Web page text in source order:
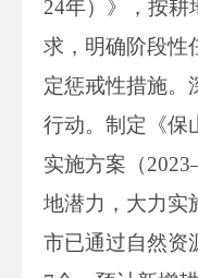
24年）》，按耕
求，明确阶段性
定惩戒性措施。
行动。制定《保
实施方案（
地潜力，大力实
市已通过自然资